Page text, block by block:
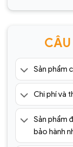
giá trị trên
phẩm)
Lưu ý: Đơn
nhận của tổng
khách vui lòng
=> Tham
gương cao
https://
Sản phẩm
Chi phí và
Sản phẩm
bảo hành